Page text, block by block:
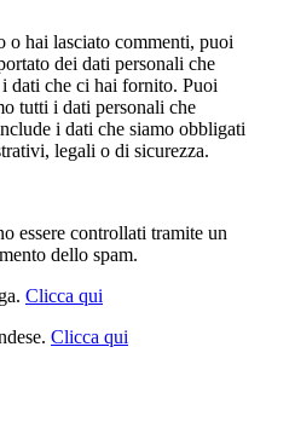
o hai lasciato commenti, puoi
dei dati personali che
dati che ci hai fornito. Puoi
tutti i dati personali che
i dati che siamo obbligati
legali o di sicurezza.
essere controllati tramite un
dello spam.
Clicca qui
Clicca qui